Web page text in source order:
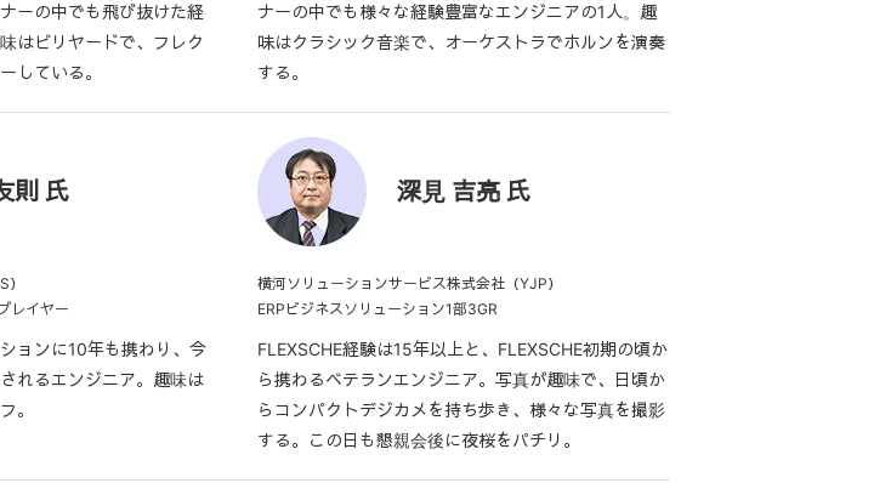
ーの中でも飛び抜けた経
はビリヤードで、フレク
している。
ナーの中でも様々な経験豊富なエンジニアの1人。趣
味はクラシック音楽で、オーケストラでホルンを演奏
する。
則 氏
レイヤー
ョンに10年も携わり、今
れるエンジニア。趣味は
。
深見 吉亮 氏
横河ソリューションサービス株式会社（YJP）
ERPビジネスソリューション1部3GR
FLEXSCHE経験は15年以上と、FLEXSCHE初期の頃か
ら携わるベテランエンジニア。写真が趣味で、日頃か
らコンパクトデジカメを持ち歩き、様々な写真を撮影
する。この日も懇親会後に夜桜をパチリ。